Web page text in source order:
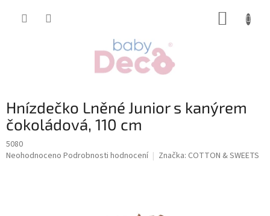
Hnízdečko Lněné Junior s kanýrem
čokoládová, 110 cm
5080
Průměrné
Neohodnoceno Podrobnosti hodnocení Značka: COTTON & SWEETS